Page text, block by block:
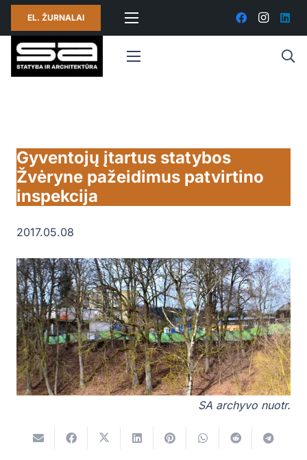
EL. ŽURNALAI
Gyventojų įtartus statybos
Žvėryne pažeidimus patvirtino
inspekcija
2017.05.08
SA archyvo nuotr.